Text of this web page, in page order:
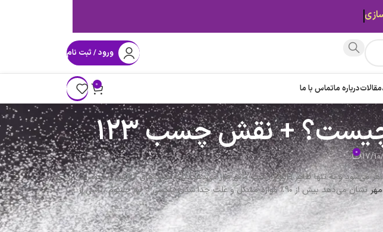
ورود / ثبت نام
درباره ماتماس با ما 0
+ نقش چسب 123 0
و نه تنها ظاهر تابلو را تحت تأثیر قرار می‌دهد، بلکه هزینه‌های گارانتی و تعمیرات
نشان می‌دهد بیش از ۹۰٪ موارد مشکل و علت جدا شدن پلکسی از لبه چلنیوم، ناشی از